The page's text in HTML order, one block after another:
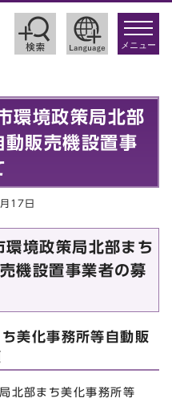
toggle
メニュー
境政策局北部
動販売機設置事
17日
境政策局北部まち
機設置事業者の募
美化事務所等自動販
北部まち美化事務所等